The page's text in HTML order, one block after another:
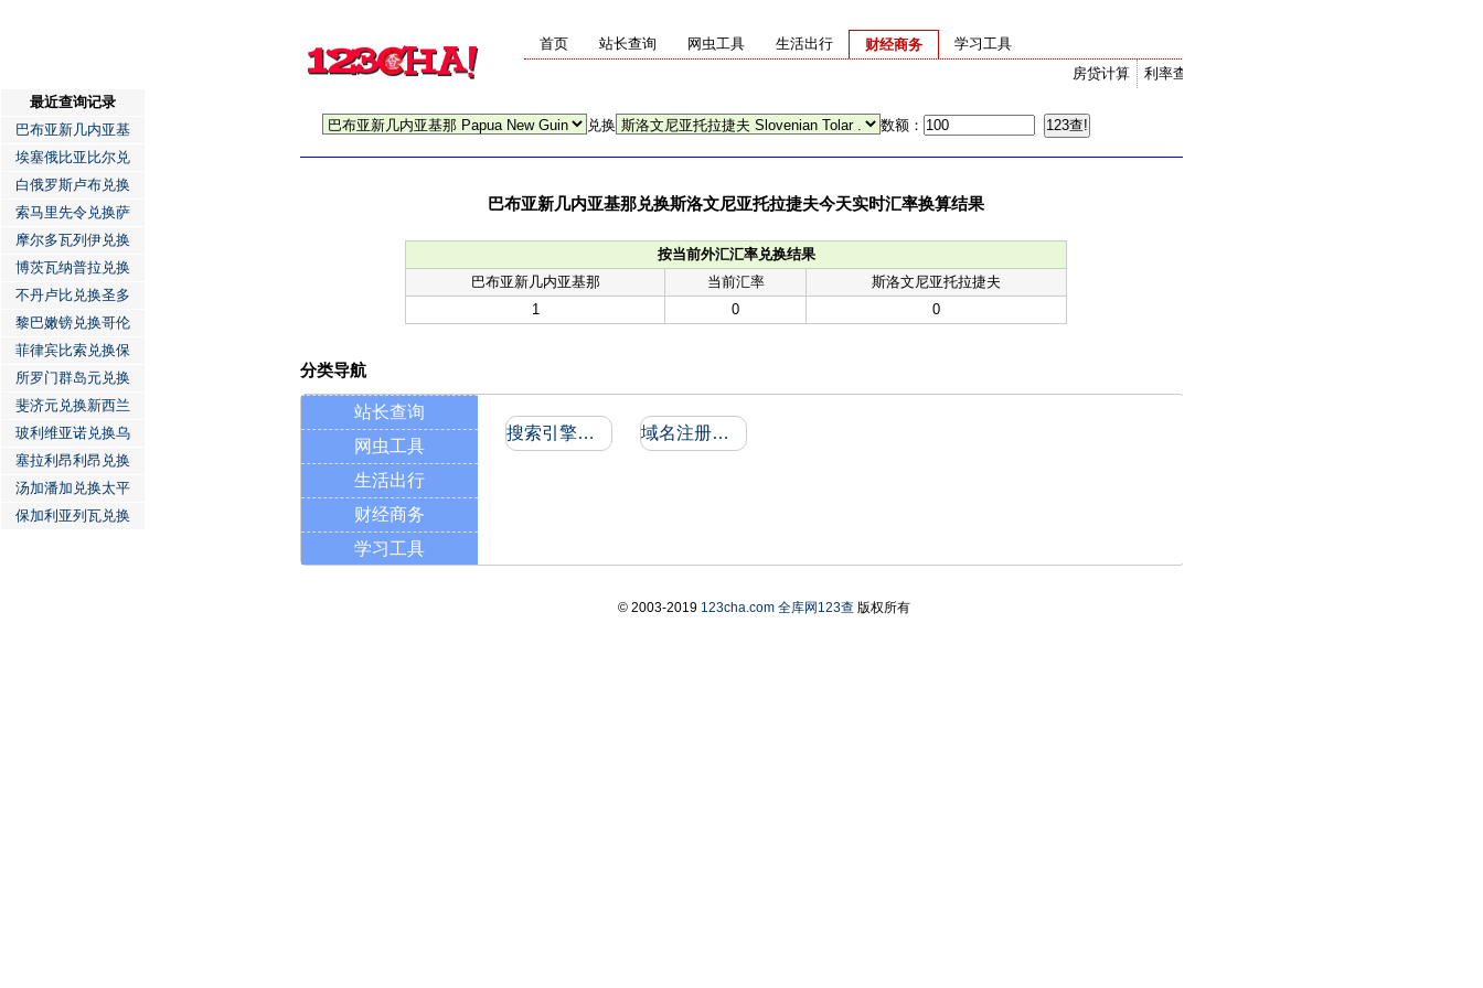
首页 站长查询 网虫工具 生活出行
财经商务
利率查询
房贷计算
学习工具
兑换 数额：
巴布亚新几内亚基那兑换斯洛文尼亚托拉捷夫今天实时汇率换算结果
按当前外汇汇率兑换结果
巴布亚新几内亚基那
当前汇率
斯洛文尼亚托拉捷夫
1
0 0
最近查询记录
巴布亚新几内亚基
埃塞俄比亚比尔兑
白俄罗斯卢布兑换
索马里先令兑换萨
摩尔多瓦列伊兑换
博茨瓦纳普拉兑换
不丹卢比兑换圣多
黎巴嫩镑兑换哥伦
菲律宾比索兑换保
所罗门群岛元兑换
斐济元兑换新西兰
玻利维亚诺兑换乌
塞拉利昂利昂兑换
汤加潘加兑换太平
保加利亚列瓦兑换
分类导航
站长查询
网虫工具
生活出行
财经商务
学习工具
搜索引擎收录和反向链接 域名注册信息
© 2003-2019 123cha.com 全库网123查版权所有